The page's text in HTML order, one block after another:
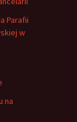
Parafii
w
na